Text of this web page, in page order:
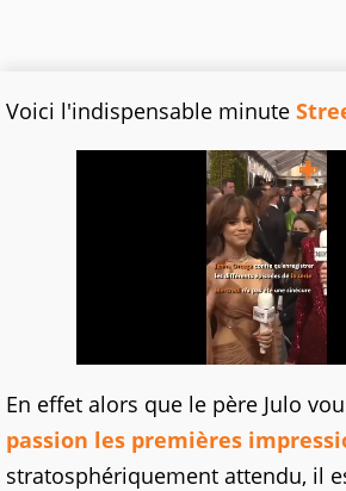
Voici l'indispensable minute
En effet alors que le père Julo
passion les premières
stratosphériquement attendu, il